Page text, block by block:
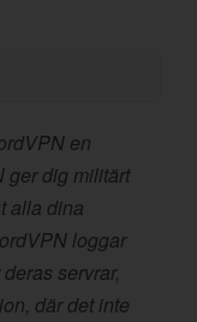
en
ger dig militärt
alla dina
loggar
servrar,
där det inte